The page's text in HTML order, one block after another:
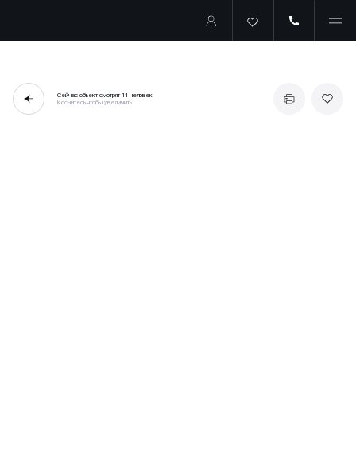
Сейчас объект смотрят11 человек
Коснитесь чтобы увеличить